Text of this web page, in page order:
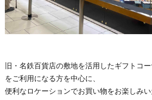
旧・名鉄百貨店の敷地を活用したギフトコ
をご利用になる方を中心に、
便利なロケーションでお買い物をお楽しみい